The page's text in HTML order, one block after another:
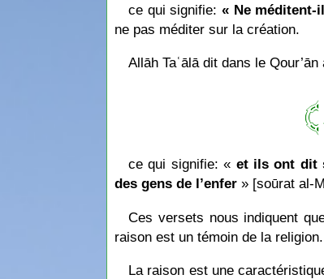
ce qui signifie:« Ne méditent-
ne pas méditer sur la création.
Allāh Taʿālā dit dans le
ce qui signifie: « et ils ont dit
des gens de l’enfer » [soūrat al-
Ces versets nous indiquent
raison est un témoin de la
La raison est une